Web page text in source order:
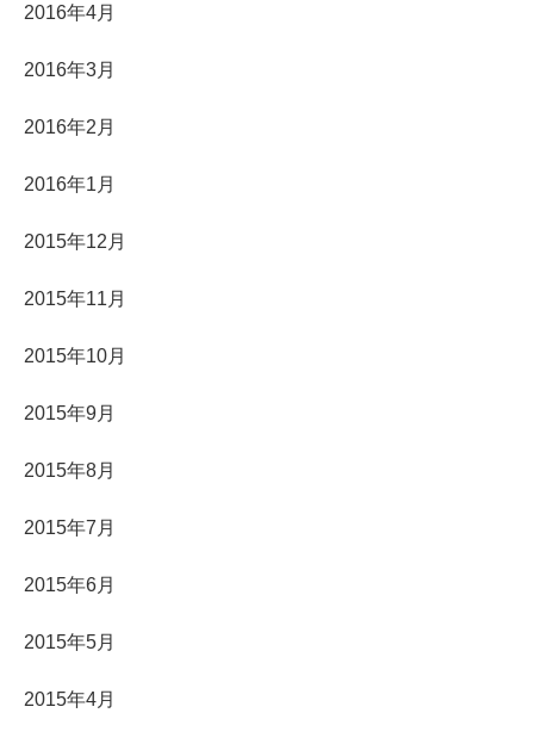
2016年4月
2016年3月
2016年2月
2016年1月
2015年12月
2015年11月
2015年10月
2015年9月
2015年8月
2015年7月
2015年6月
2015年5月
2015年4月